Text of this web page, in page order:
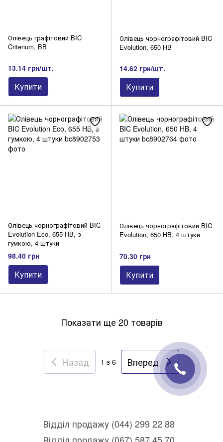
Олівець графітовий BIC
Criterium, BB
13.14 грн/шт.
Купити
Олівець чорнографітовий BIC
Evolution, 650 HB
14.62 грн/шт.
Купити
Олівець чорнографітовий BIC
Evolution Eco, 655 HB, з
гумкою, 4 штуки
98.40 грн
Купити
Олівець чорнографітовий BIC
Evolution, 650 HB, 4 штуки
70.30 грн
Купити
Показати ще 20 товарів
Назад 1 з 6 Вперед
Відділ продажу (044) 299 22 88